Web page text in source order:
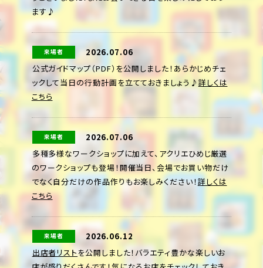
ます♪
来場者
2026.07.06
公式ガイドマップ（PDF）を公開しました！あらかじめチェ
ックして当日の行動計画を立てておきましょう♪ 詳しくは
こちら
来場者
2026.07.06
多種多様なワークショップに加えて、アクリエひめじ厳選
のワークショップも登場！開催当日、会場でお買い物だけ
でなく自分だけの作品作りもお楽しみください！詳しくは
こちら
来場者
2026.06.12
出店者リストを公開しました！バラエティ豊かな楽しいお